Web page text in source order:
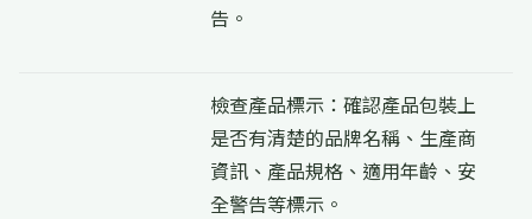
告。
檢查產品標示：確認產品包裝上
是否有清楚的品牌名稱、生產商
資訊、產品規格、適用年齡、安
全警告等標示。